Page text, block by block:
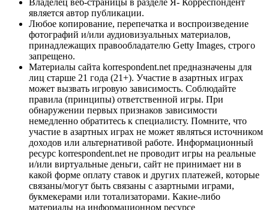
является автор публикации.
Любое копирование, перепечатка и воспроизведение
фотографий и/или аудиовизуальных материалов,
принадлежащих правообладателю Getty Images, строго
запрещено.
Материалы сайта korrespondent.net предназначены для
лиц старше 21 года (21+). Участие в азартных играх
может вызвать игровую зависимость. Соблюдайте
правила (принципы) ответственной игры. При
обнаружении первых признаков зависимости
немедленно обратитесь к специалисту. Помните, что
участие в азартных играх не может являться источником
доходов или альтернативой работе. Информационный
ресурс korrespondent.net не проводит игры на реальные
и/или виртуальные деньги, сайт не принимает ни в
какой форме оплату ставок и других платежей, которые
связаны/могут быть связаны с азартными играми,
букмекерами или тотализаторами. Какие-либо
материалы на информационном ресурсе